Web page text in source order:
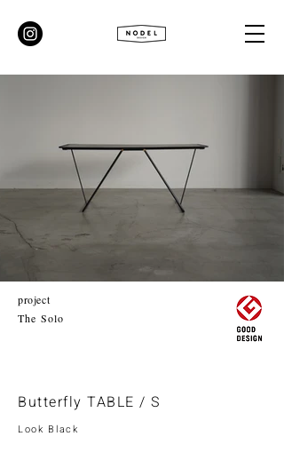
project
The Solo
Butterfly TABLE / S
Look Black